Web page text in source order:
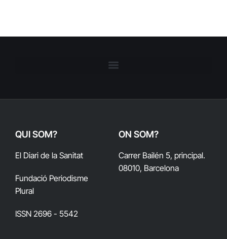
QUI SOM?
El Diari de la Sanitat
Fundació Periodisme
Plural
ISSN 2696 - 5542
ON SOM?
Carrer Bailén 5, principal.
08010, Barcelona